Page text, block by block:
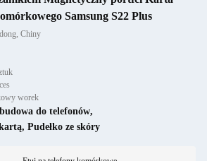
Samsung S22 Plus
Chiny
worek
do telefonów,
, Pudełko ze skóry